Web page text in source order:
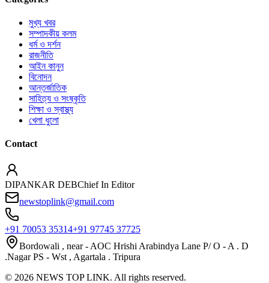
মুখ্য খবর
সম্পাদকীয় কলম
ধর্ম ও দর্শন
রাজনীতি
আইন কানুন
বিনোদন
আন্তর্জাতিক
সাহিত্য ও সংষ্কৃতি
শিক্ষা ও স্বাস্থ্য
খেলা ধুলো
Contact
DIPANKAR DEBChief In Editor
newstoplink@gmail.com
+91 70053 35314+91 97745 37725
Bordowali , near - AOC Hrishi Arabindya Lane P/ O - A . D
.Nagar PS - Wst , Agartala . Tripura
© 2026 NEWS TOP LINK. All rights reserved.